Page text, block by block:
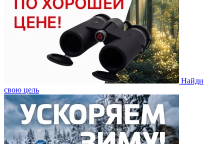
Найди
свою цель